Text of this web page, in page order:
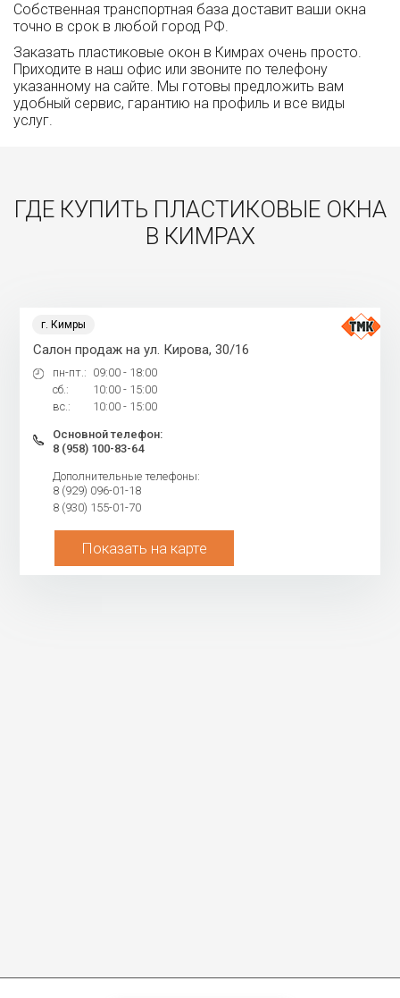
Собственная транспортная база доставит ваши окна
точно в срок в любой город РФ.
Заказать пластиковые окон в Кимрах очень просто.
Приходите в наш офис или звоните по телефону
указанному на сайте. Мы готовы предложить вам
удобный сервис, гарантию на профиль и все виды
услуг.
ГДЕ КУПИТЬ ПЛАСТИКОВЫЕ ОКНА
В КИМРАХ
г. Кимры
Салон продаж на ул. Кирова, 30/16
пн-пт.: 09:00 - 18:00
сб.:
10:00 - 15:00
вс.:
10:00 - 15:00
Основной телефон:
8 (958) 100-83-64
Дополнительные телефоны:
8 (929) 096-01-18
8 (930) 155-01-70
Показать на карте